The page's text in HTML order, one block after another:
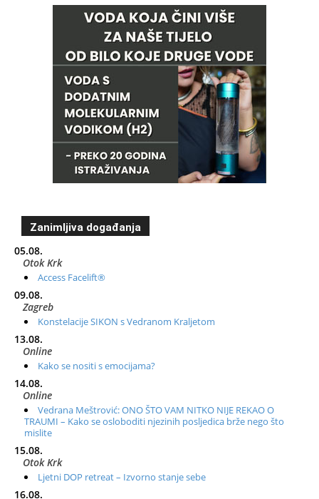
Zanimljiva događanja
05.08.
Otok Krk
Access Facelift®
09.08.
Zagreb
Konstelacije SIKON s Vedranom Kraljetom
13.08.
Online
Kako se nositi s emocijama?
14.08.
Online
Vedrana Meštrović: ONO ŠTO VAM NITKO NIJE REKAO O
TRAUMI – Kako se osloboditi njezinih posljedica brže nego što
mislite
15.08.
Otok Krk
Ljetni DOP retreat – Izvorno stanje sebe
16.08.